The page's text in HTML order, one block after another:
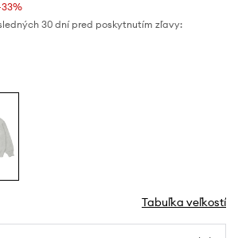
30 dní pred poskytnutím zľavy:
Tabuľka veľkostí